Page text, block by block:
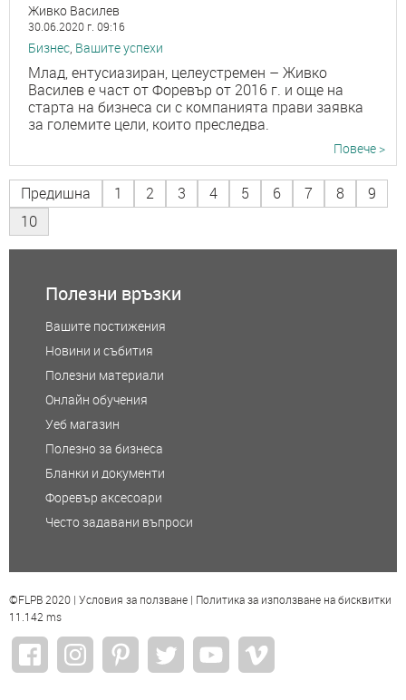
Живко Василев
30.06.2020 г. 09:16
Бизнес, Вашите успехи
Млад, ентусиазиран, целеустремен – Живко
Василев е част от Форевър от 2016 г. и още на
старта на бизнеса си с компанията прави заявка
за големите цели, които преследва.
Повече >
Предишна 1 2 3 4 5 6 7 8
9
10
Полезни връзки
Вашите постижения
Новини и събития
Полезни материали
Онлайн обучения
Уеб магазин
Полезно за бизнеса
Бланки и документи
Форевър аксесоари
Често задавани въпроси
©FLPB 2020 | Условия за ползване | Политика за използване на бисквитки
11.142 ms